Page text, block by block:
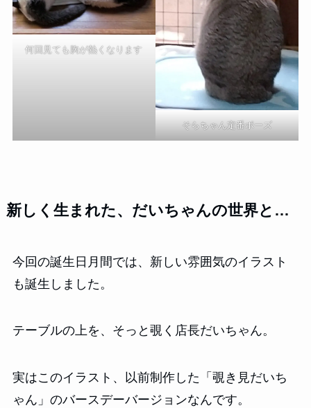
何回見ても胸が熱くなります
そらちゃん定番ポーズ
新しく生まれた、だいちゃんの世界と…
今回の誕生日月間では、新しい雰囲気のイラスト
も誕生しました。
テーブルの上を、そっと覗く店長だいちゃん。
実はこのイラスト、以前制作した「覗き見だいち
ゃん」のバースデーバージョンなんです。